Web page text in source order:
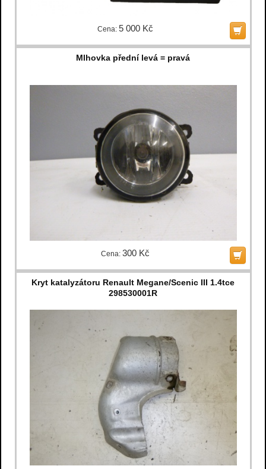
Cena: 5 000 Kč
Mlhovka přední levá = pravá
Cena: 300 Kč
Kryt katalyzátoru Renault Megane/Scenic III 1.4tce
298530001R